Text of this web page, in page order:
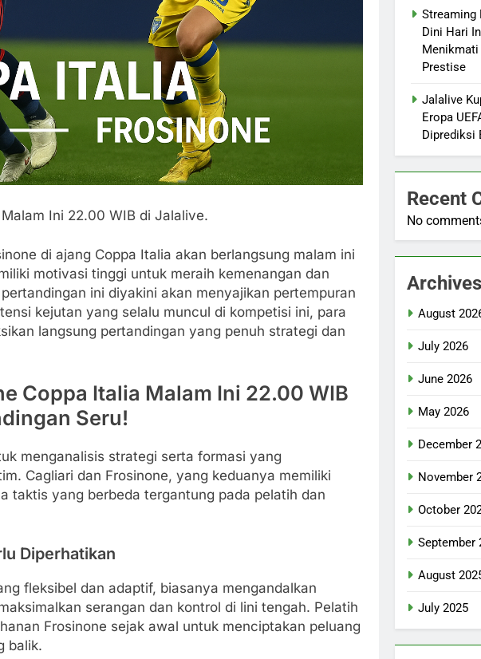
Ini 22.00 WIB di Jalalive.
di ajang Coppa Italia akan berlangsung malam ini
motivasi tinggi untuk meraih kemenangan dan
ini diyakini akan menyajikan pertempuran
kejutan yang selalu muncul di kompetisi ini, para
langsung pertandingan yang penuh strategi dan
Coppa Italia Malam Ini 22.00 WIB
Seru!
menganalisis strategi serta formasi yang
Cagliari dan Frosinone, yang keduanya memiliki
taktis yang berbeda tergantung pada pelatih dan
Diperhatikan
fleksibel dan adaptif, biasanya mengandalkan
serangan dan kontrol di lini tengah. Pelatih
Frosinone sejak awal untuk menciptakan peluang
balik.
Streaming
Dini Hari
Menikmati
Prestise
Jalalive
Eropa
Diprediksi
Recent
No
Archives
August
July 2026
June 2026
May 2026
December
November
October
September
August
July 2025